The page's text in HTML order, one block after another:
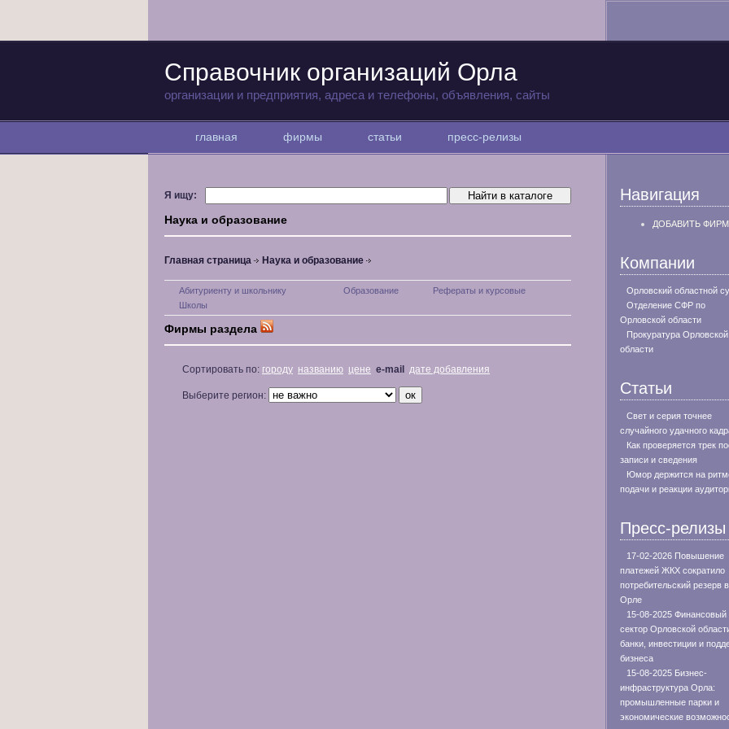
Справочник организаций Орла
организации и предприятия, адреса и телефоны, объявления, сайты
главная фирмы статьи пресс-релизы
Я ищу:
Наука и образование
Главная страница Наука и образование
Абитуриенту и школьнику Образование
Рефераты и курсовые
Школы
Фирмы раздела
Сортировать по: городу названию цене e-mail дате добавления
Выберите регион:
Навигация
ДОБАВИТЬ
Компании
Орловский областной
Отделение СФР по
Орловской области
Прокуратура Орловской
области
Статьи
Свет и серия точнее
случайного удачного
Как проверяется трек
записи и сведения
Юмор держится на
подачи и реакции
Пресс-релизы
17-02-2026 Повышение
платежей ЖКХ сократило
потребительский резерв в
Орле
15-08-2025 Финансовый
сектор Орловской
банки, инвестиции и
бизнеса
15-08-2025 Бизнес-
инфраструктура Орла:
промышленные парки и
экономические